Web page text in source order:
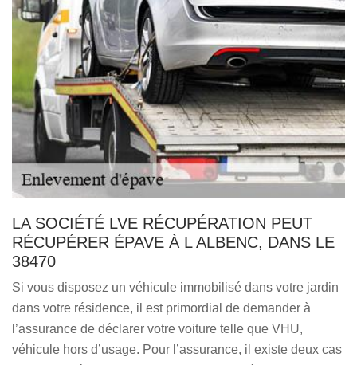
LA SOCIÉTÉ LVE RÉCUPÉRATION PEUT
RÉCUPÉRER ÉPAVE À L ALBENC, DANS LE
38470
Si vous disposez un véhicule immobilisé dans votre jardin
dans votre résidence, il est primordial de demander à
l’assurance de déclarer votre voiture telle que VHU,
véhicule hors d’usage. Pour l’assurance, il existe deux cas